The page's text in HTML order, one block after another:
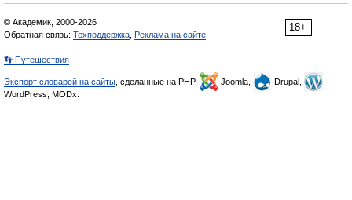
18+
© Академик, 2000-2026
Обратная связь: Техподдержка Реклама на сайте
👣 Путешествия
Экспорт словарей на сайты , сделанные на PHP, Joomla,
Drupal,
WordPress, MODx.